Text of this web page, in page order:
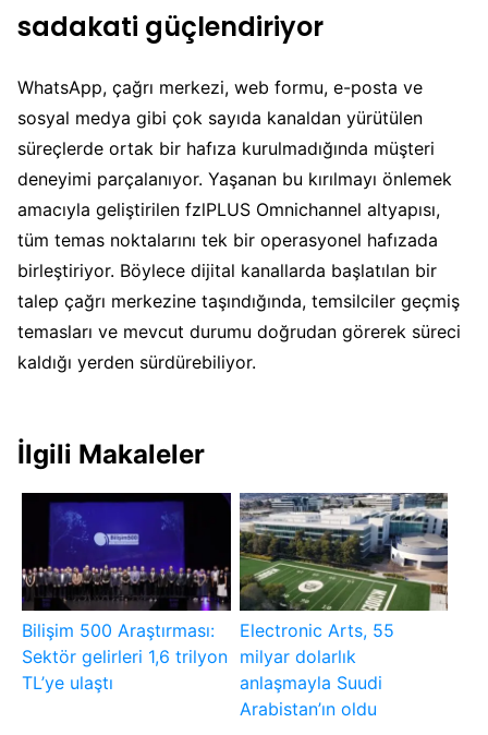
sadakati güçlendiriyor
WhatsApp, çağrı merkezi, web formu, e-posta ve
sosyal medya gibi çok sayıda kanaldan yürütülen
süreçlerde ortak bir hafıza kurulmadığında müşteri
deneyimi parçalanıyor. Yaşanan bu kırılmayı önlemek
amacıyla geliştirilen fzlPLUS Omnichannel altyapısı,
tüm temas noktalarını tek bir operasyonel hafızada
birleştiriyor. Böylece dijital kanallarda başlatılan bir
talep çağrı merkezine taşındığında, temsilciler geçmiş
temasları ve mevcut durumu doğrudan görerek süreci
kaldığı yerden sürdürebiliyor.
İlgili Makaleler
Bilişim 500 Araştırması:
Sektör gelirleri 1,6 trilyon
TL’ye ulaştı
Electronic Arts, 55
milyar dolarlık
anlaşmayla Suudi
Arabistan’ın oldu